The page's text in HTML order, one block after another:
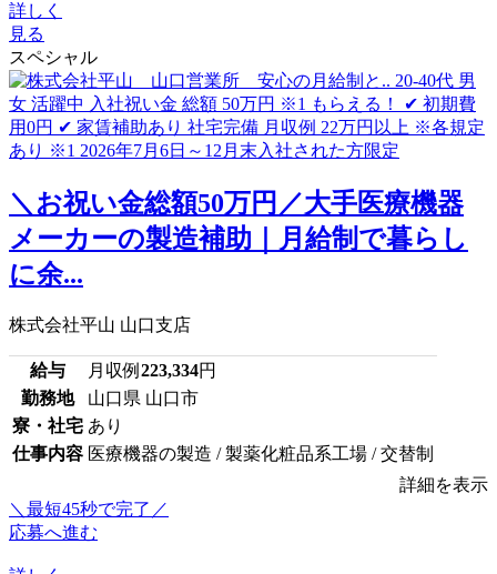
詳しく
見る
スペシャル
＼お祝い金総額50万円／大手医療機器
メーカーの製造補助｜月給制で暮らし
に余...
株式会社平山 山口支店
給与 月収例 223,334円
勤務地
山口県 山口市
寮・社宅 あり
仕事内容 医療機器の製造 / 製薬化粧品系工場 / 交替制
詳細を表示
＼最短45秒で完了／
応募へ進む